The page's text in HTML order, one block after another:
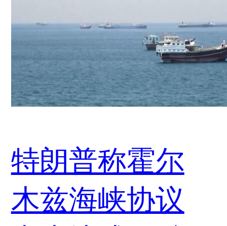
特朗普称霍尔
木兹海峡协议